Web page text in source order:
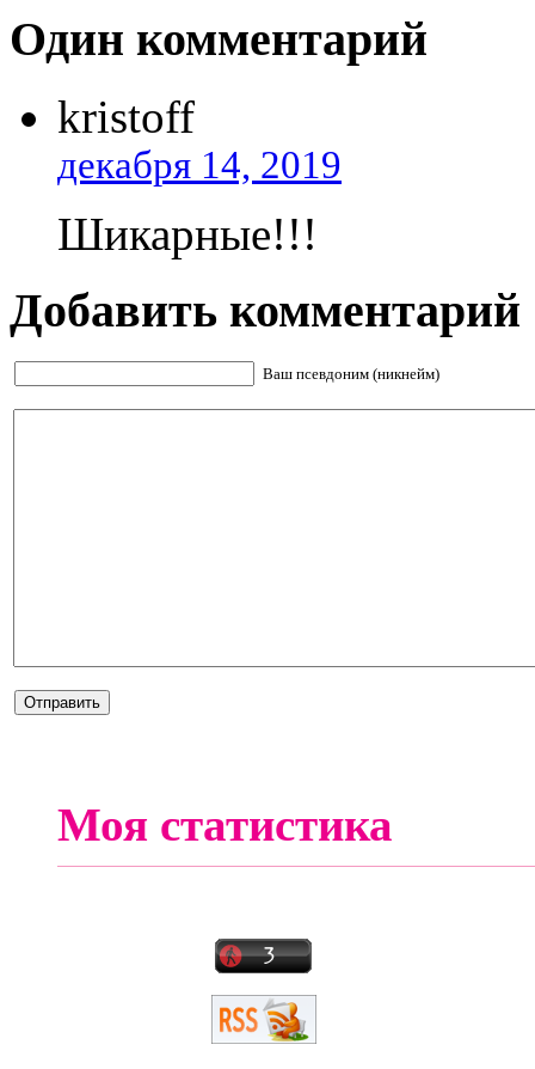
Один комментарий
kristoff
декабря 14, 2019
Шикарные!!!
Добавить комментарий
Ваш псевдоним (никнейм)
Моя статистика